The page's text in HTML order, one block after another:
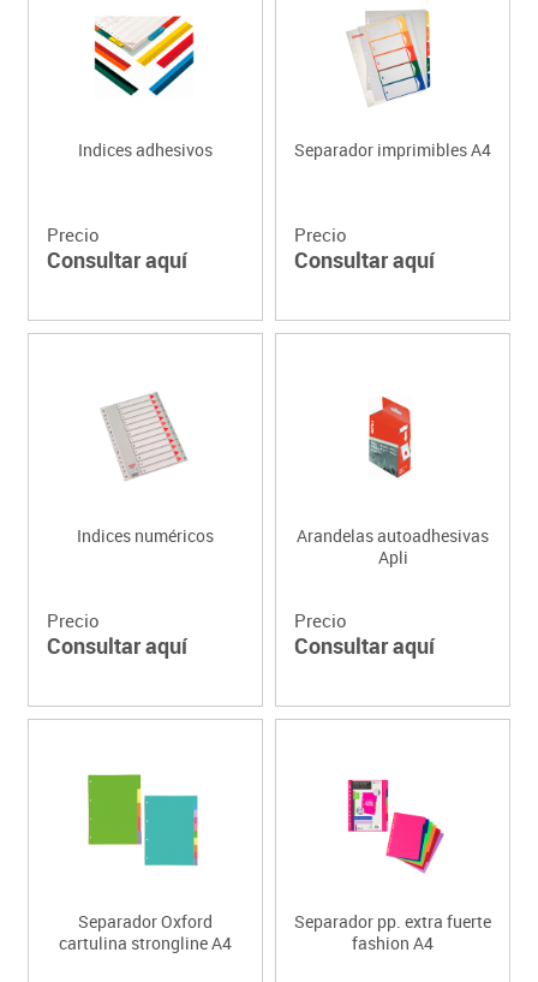
Indices adhesivos
Precio
Consultar aquí
Separador imprimibles A4
Precio
Consultar aquí
Indices numéricos
Precio
Consultar aquí
Arandelas autoadhesivas
Apli
Precio
Consultar aquí
Separador Oxford
cartulina strongline A4
Separador pp. extra fuerte
fashion A4